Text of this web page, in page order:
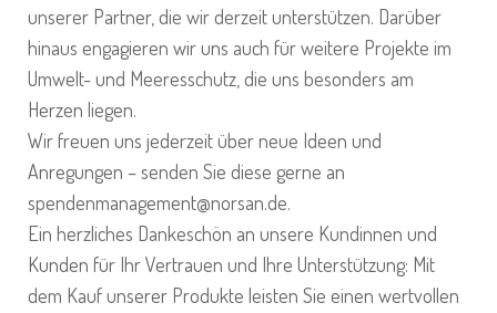
unserer Partner, die wir derzeit unterstützen. Darüber
hinaus engagieren wir uns auch für weitere Projekte im
Umwelt- und Meeresschutz, die uns besonders am
Herzen liegen.
Wir freuen uns jederzeit über neue Ideen und
Anregungen – senden Sie diese gerne an
spendenmanagement@norsan.de.
Ein herzliches Dankeschön an unsere Kundinnen und
Kunden für Ihr Vertrauen und Ihre Unterstützung: Mit
dem Kauf unserer Produkte leisten Sie einen wertvollen